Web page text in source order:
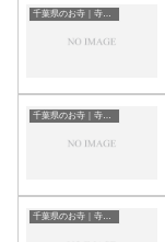
千葉県のお寺｜寺院一覧
千葉県のお寺｜寺院一覧
千葉県のお寺｜寺院一覧